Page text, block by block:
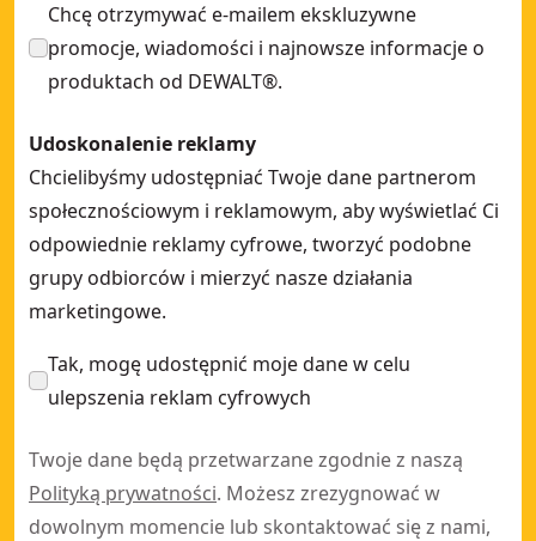
Chcę otrzymywać e-mailem ekskluzywne
promocje, wiadomości i najnowsze informacje o
produktach od DEWALT®.
Udoskonalenie reklamy
Chcielibyśmy udostępniać Twoje dane partnerom
społecznościowym i reklamowym, aby wyświetlać Ci
odpowiednie reklamy cyfrowe, tworzyć podobne
grupy odbiorców i mierzyć nasze działania
marketingowe.
Tak, mogę udostępnić moje dane w celu
ulepszenia reklam cyfrowych
Twoje dane będą przetwarzane zgodnie z naszą
Polityką prywatności. Możesz zrezygnować w
dowolnym momencie lub skontaktować się z nami,